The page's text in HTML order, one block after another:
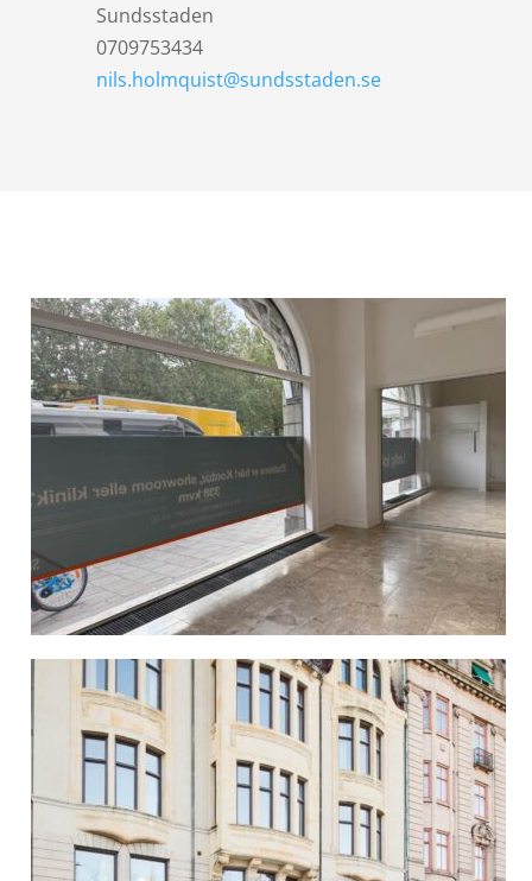
Sundsstaden
0709753434
nils.holmquist@sundsstaden.se